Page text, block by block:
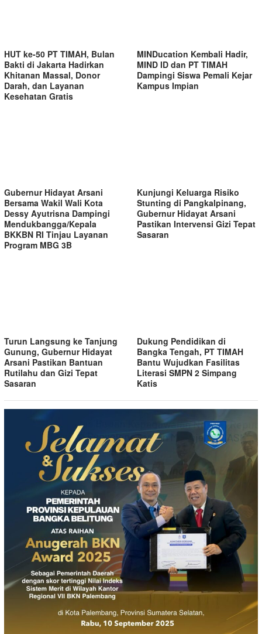
HUT ke-50 PT TIMAH, Bulan
Bakti di Jakarta Hadirkan
Khitanan Massal, Donor
Darah, dan Layanan
Kesehatan Gratis
MINDucation Kembali Hadir,
MIND ID dan PT TIMAH
Dampingi Siswa Pemali Kejar
Kampus Impian
Gubernur Hidayat Arsani
Bersama Wakil Wali Kota
Dessy Ayutrisna Dampingi
Mendukbangga/Kepala
BKKBN RI Tinjau Layanan
Program MBG 3B
Kunjungi Keluarga Risiko
Stunting di Pangkalpinang,
Gubernur Hidayat Arsani
Pastikan Intervensi Gizi Tepat
Sasaran
Turun Langsung ke Tanjung
Gunung, Gubernur Hidayat
Arsani Pastikan Bantuan
Rutilahu dan Gizi Tepat
Sasaran
Dukung Pendidikan di
Bangka Tengah, PT TIMAH
Bantu Wujudkan Fasilitas
Literasi SMPN 2 Simpang
Katis